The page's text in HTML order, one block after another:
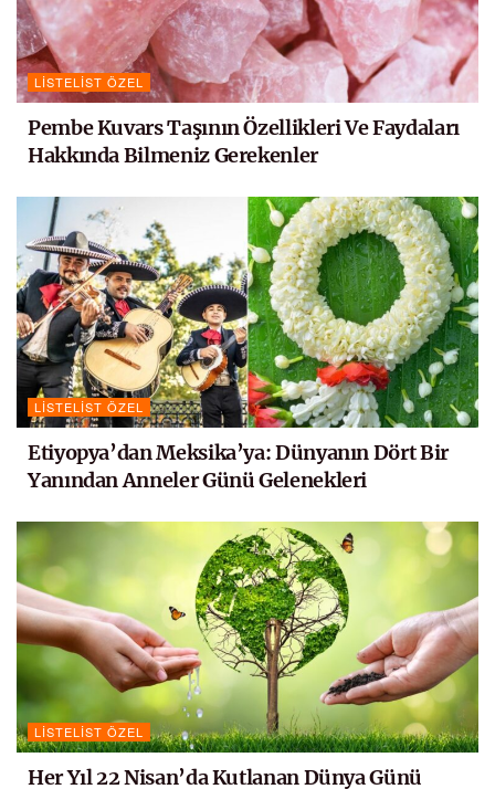
LISTELIST ÖZEL
Pembe Kuvars Taşının Özellikleri Ve Faydaları
Hakkında Bilmeniz Gerekenler
LISTELIST ÖZEL
Etiyopya’dan Meksika’ya: Dünyanın Dört Bir
Yanından Anneler Günü Gelenekleri
LISTELIST ÖZEL
Her Yıl 22 Nisan’da Kutlanan Dünya Günü